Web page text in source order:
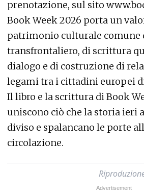
prenotazione, sul sito
Book Week 2026 porta un
patrimonio culturale comune
transfrontaliero, di scrittura
dialogo e di costruzione di
legami tra i cittadini europei
Il libro e la scrittura di Book
uniscono ciò che la storia ieri
diviso e spalancano le porte
circolazione.